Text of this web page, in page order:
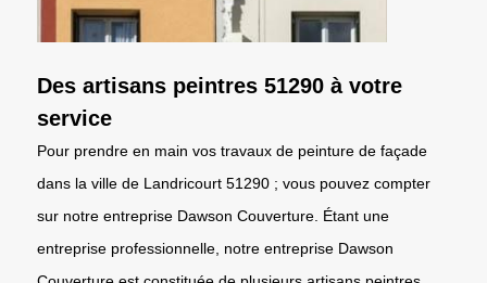
Des artisans peintres 51290 à votre
service
Pour prendre en main vos travaux de peinture de façade
dans la ville de Landricourt 51290 ; vous pouvez compter
sur notre entreprise Dawson Couverture. Étant une
entreprise professionnelle, notre entreprise Dawson